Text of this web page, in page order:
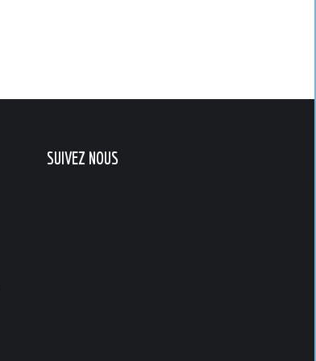
SUIVEZ NOUS